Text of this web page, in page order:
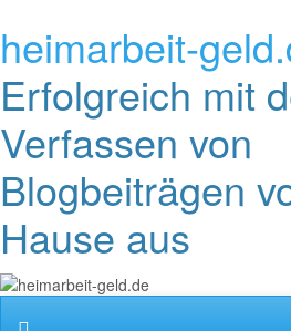
heimarbeit-
Erfolgreich mit
Verfassen von
Blogbeiträgen
Hause aus